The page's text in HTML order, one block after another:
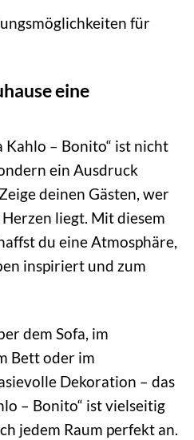
für
eine
Kahlo – Bonito“ ist nicht
ein Ausdruck
deinen Gästen, wer
liegt. Mit diesem
du eine Atmosphäre,
inspiriert und zum
dem Sofa, im
Bett oder im
Dekoration – das
– Bonito“ ist vielseitig
jedem Raum perfekt an.